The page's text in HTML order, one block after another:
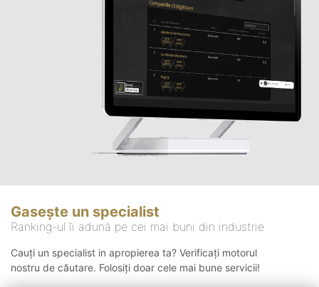
Gasește un specialist
Ranking-ul îi adună pe cei mai buni din industrie
Cauți un specialist in apropierea ta? Verificați motorul
nostru de căutare. Folosiți doar cele mai bune servicii!